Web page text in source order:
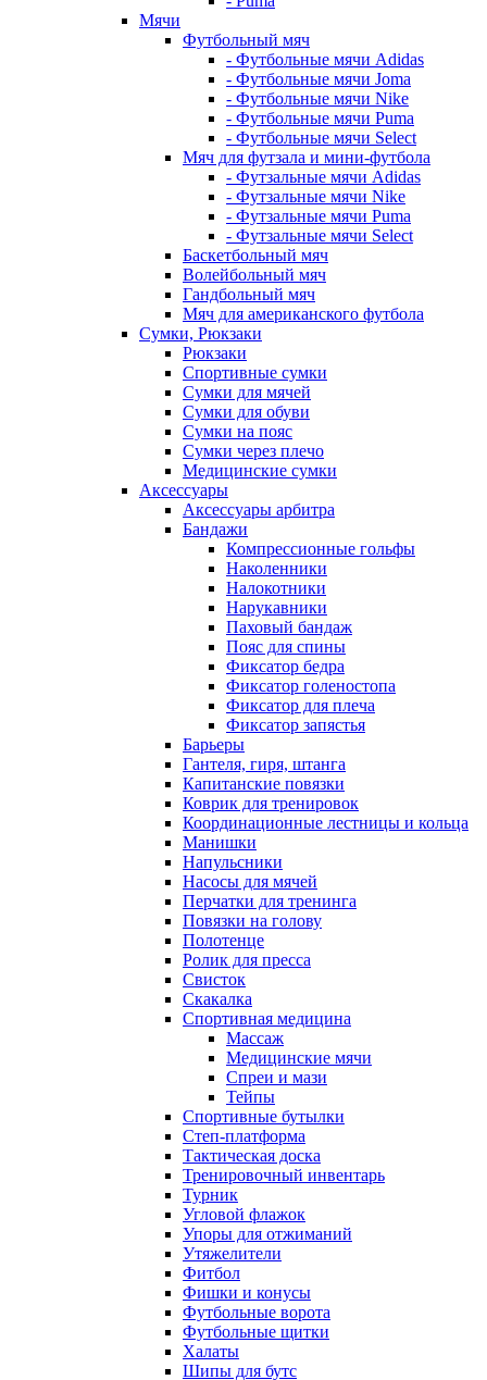
Мячи
Футбольный мяч
- Футбольные мячи Adidas
- Футбольные мячи Joma
- Футбольные мячи Nike
- Футбольные мячи Puma
- Футбольные мячи Select
Мяч для футзала и мини-футбола
- Футзальные мячи Adidas
- Футзальные мячи Nike
- Футзальные мячи Puma
- Футзальные мячи Select
Баскетбольный мяч
Волейбольный мяч
Гандбольный мяч
Мяч для американского футбола
Сумки, Рюкзаки
Рюкзаки
Спортивные сумки
Сумки для мячей
Сумки для обуви
Сумки на пояс
Сумки через плечо
Медицинские сумки
Аксессуары
Аксессуары арбитра
Бандажи
Компрессионные гольфы
Наколенники
Налокотники
Нарукавники
Паховый бандаж
Пояс для спины
Фиксатор бедра
Фиксатор голеностопа
Фиксатор для плеча
Фиксатор запястья
Барьеры
Гантеля, гиря, штанга
Капитанские повязки
Коврик для тренировок
Координационные лестницы и кольца
Манишки
Напульсники
Насосы для мячей
Перчатки для тренинга
Повязки на голову
Полотенце
Ролик для пресса
Свисток
Скакалка
Спортивная медицина
Массаж
Медицинские мячи
Спреи и мази
Тейпы
Спортивные бутылки
Степ-платформа
Тактическая доска
Тренировочный инвентарь
Турник
Угловой флажок
Упоры для отжиманий
Утяжелители
Фитбол
Фишки и конусы
Футбольные ворота
Футбольные щитки
Халаты
Шипы для бутс